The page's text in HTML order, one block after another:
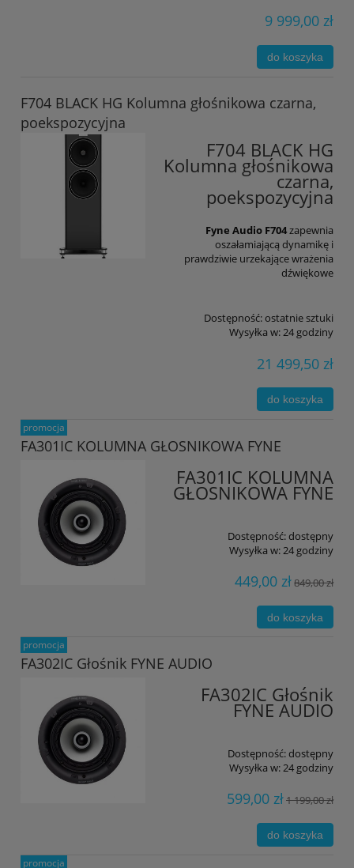
9 999,00 zł
do koszyka
F704 BLACK HG Kolumna głośnikowa czarna,
poekspozycyjna
F704 BLACK HG
Kolumna głośnikowa
czarna,
poekspozycyjna
Fyne Audio F704zapewnia
oszałamiającą dynamikę i
prawdziwie urzekające wrażenia
dźwiękowe
Dostępność:ostatnie sztuki
Wysyłka w:24 godziny
21 499,50 zł
do koszyka
FA301IC KOLUMNA GŁOSNIKOWA FYNE
FA301IC KOLUMNA
GŁOSNIKOWA FYNE
Dostępność:dostępny
Wysyłka w:24 godziny
449,00 zł849,00 zł
do koszyka
promocja
FA302IC Głośnik FYNE AUDIO
FA302IC Głośnik
FYNE AUDIO
Dostępność:dostępny
Wysyłka w:24 godziny
599,00 zł1 199,00 zł
do koszyka
promocja
promocja